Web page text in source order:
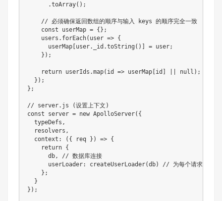
.toArray( ) ;
// 必须确保返回数组的顺序与输入 keys 的顺序完全一致
const userMap = {} ;
    users
. forEach( user => {
      userMap
[user. _id .toString ( ) ] = user;
} ) ;
return userIds .map( id => userMap [id ] null ) ;
} ) ;
} ;
// server.js (设置上下文)
const server = new ApolloServer( {
  typeDefs
,
  resolvers
,
  context
: ( { req } ) => {
return {
      db
,
// 数据库连接
      userLoader
: createUserLoader(db)
// 为每个请求创建
} ;
}
} ) ;